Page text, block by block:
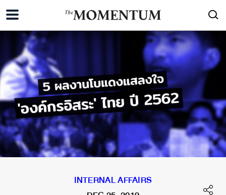
INTERNAL AFFAIRS